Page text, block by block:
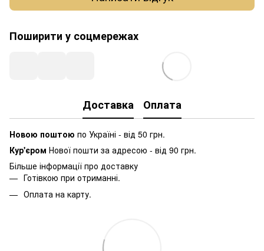
Поширити у соцмережах
Доставка Оплата
Новою поштою по Україні - від 50 грн.
Кур'єром Нової пошти за адресою - від 90 грн.
Більше інформації про доставку
Готівкою при отриманні.
Оплата на карту.